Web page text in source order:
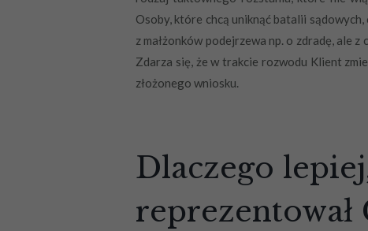
Osoby, które chcą uniknąć batalii
z małżonków podejrzewa np. o zdradę, ale
Zdarza się, że w trakcie rozwodu Klient
złożonego wniosku.
Dlaczego
reprezentował